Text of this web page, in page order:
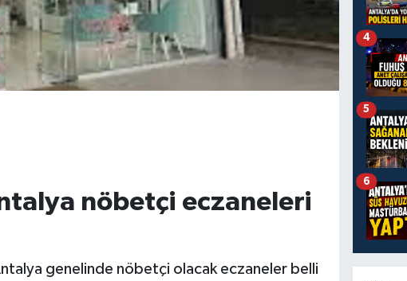
nöbetçi eczaneleri
genelinde nöbetçi olacak eczaneler belli
4
5
6